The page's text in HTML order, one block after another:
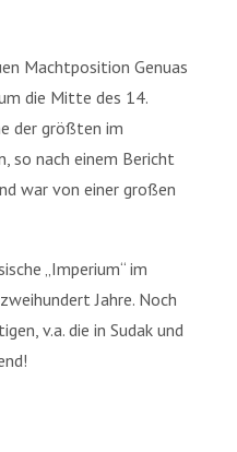
Machtposition Genuas
die Mitte des 14.
der größten im
so nach einem Bericht
war von einer großen
„Imperium“ im
Jahre. Noch
v.a. die in Sudak und